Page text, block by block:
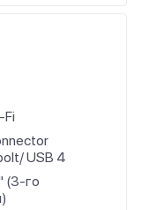
Fi
USB 4
(3-го